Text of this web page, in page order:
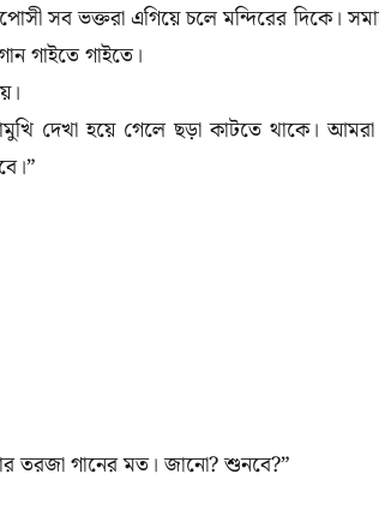
সব ভক্তরা এগিয়ে চলে মন্দিরের দিকে।
গাইতে গাইতে।
দেখা হয়ে গেলে ছড়া কাটতে থাকে। আমরা
তরজা গানের মত। জানো? শুনবে?”